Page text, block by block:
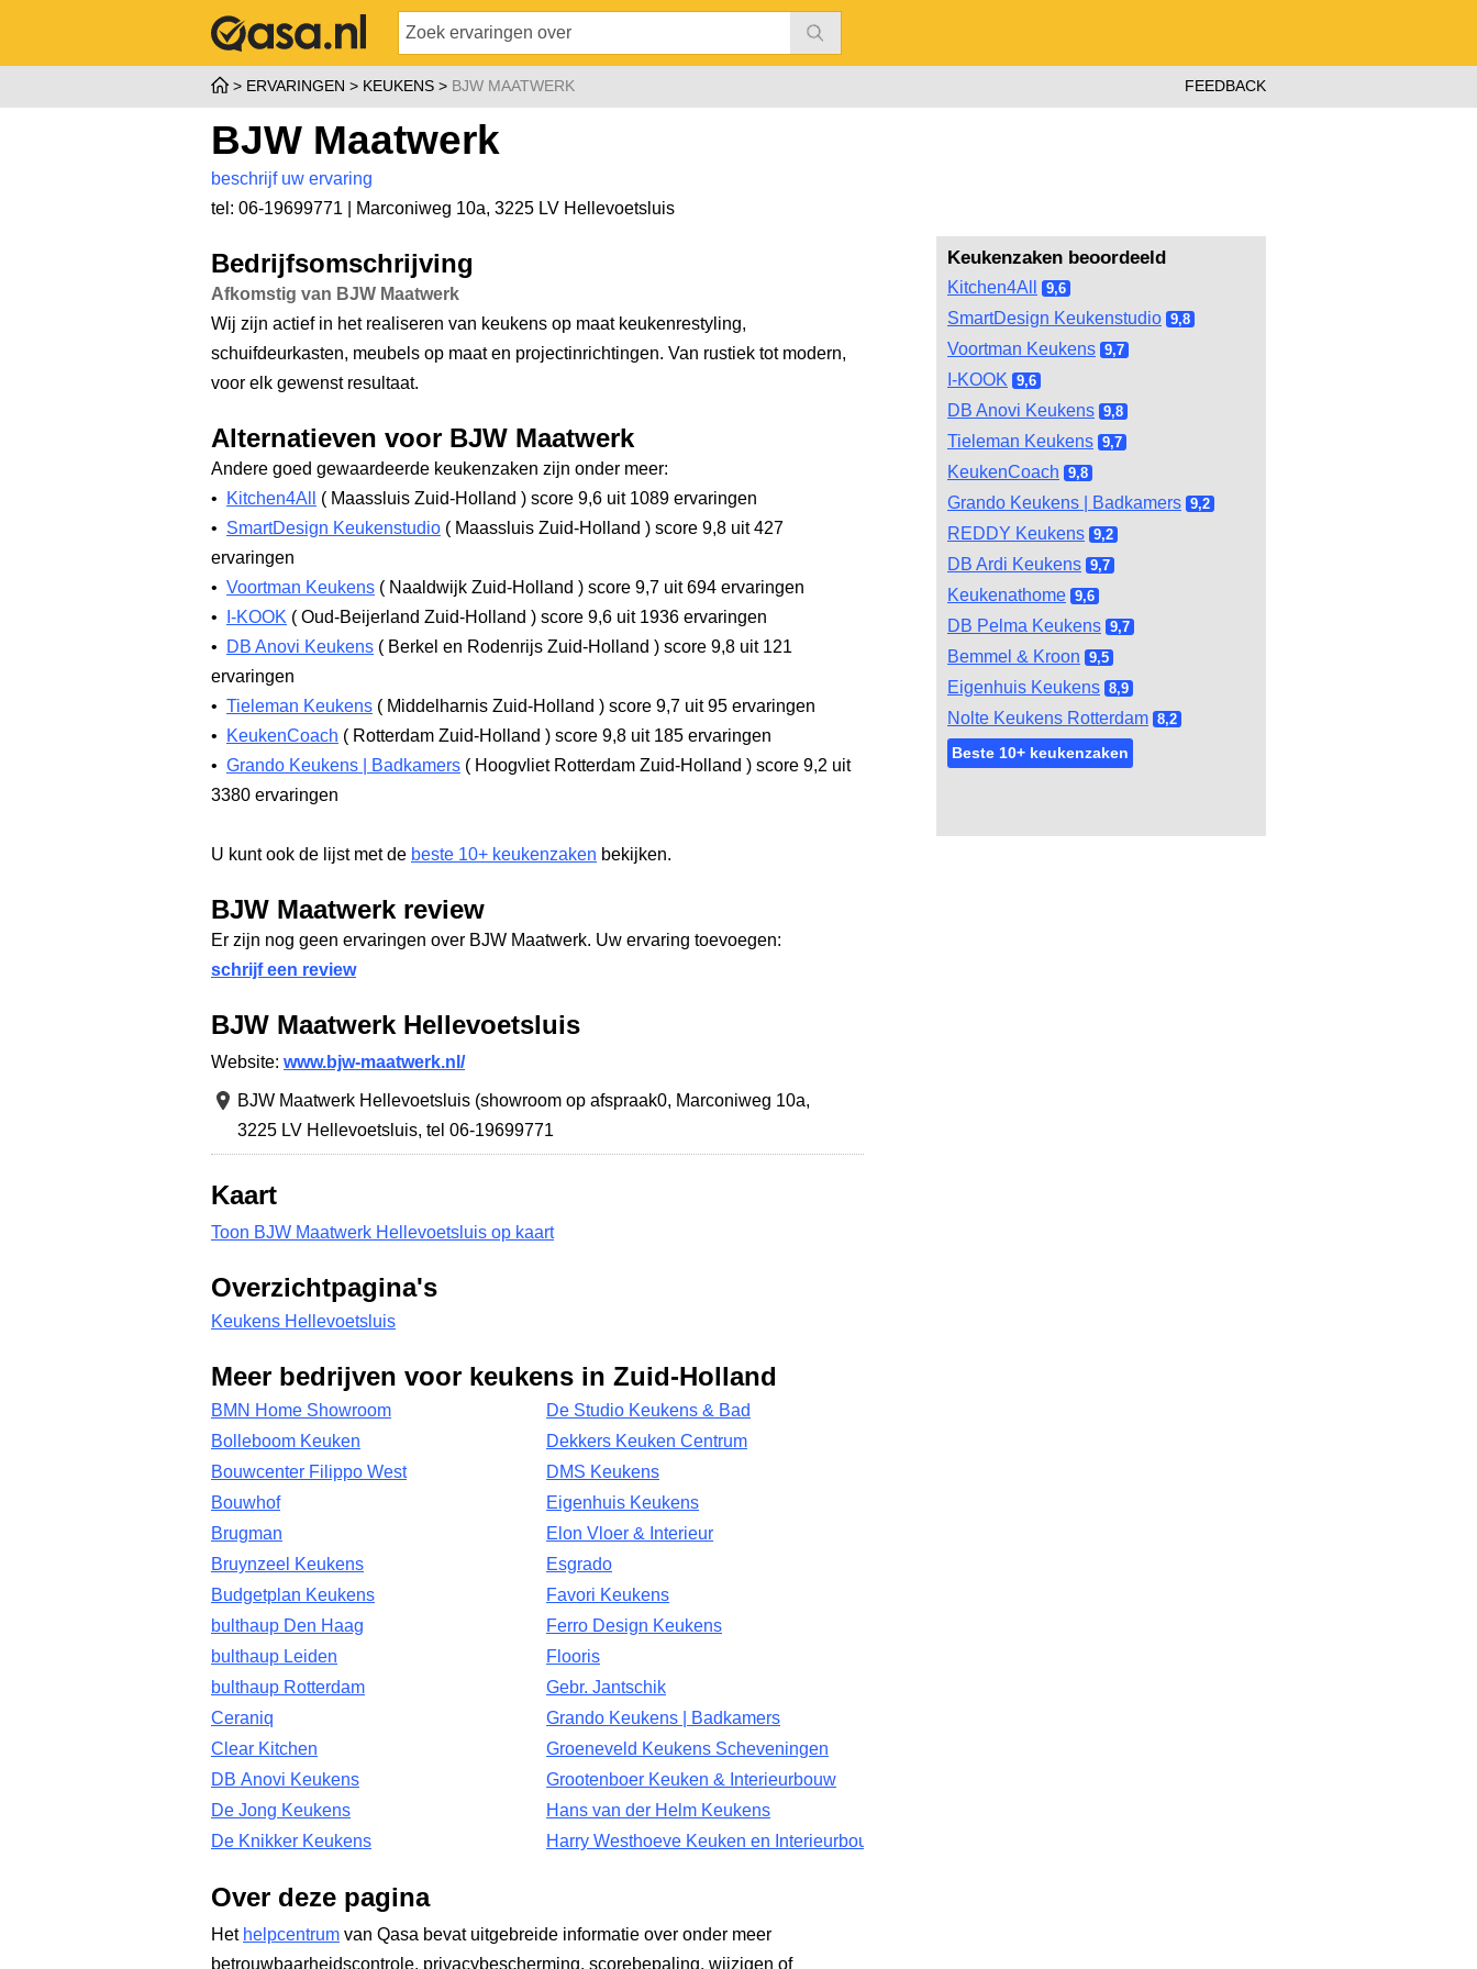
ERVARINGEN KEUKENS BJW MAATWERK FEEDBACK
BJW Maatwerk
beschrijf uw ervaring
tel: 06-19699771 |
Marconiweg 10a, 3225 LV Hellevoetsluis
Keukenzaken beoordeeld
Kitchen4All 9,6
SmartDesign Keukenstudio 9,8
Voortman Keukens 9,7
I-KOOK 9,6
DB Anovi Keukens 9,8
Tieleman Keukens 9,7
KeukenCoach 9,8
Grando Keukens | Badkamers 9,2
REDDY Keukens 9,2
DB Ardi Keukens 9,7
Keukenathome 9,6
DB Pelma Keukens 9,7
Bemmel & Kroon 9,5
Eigenhuis Keukens 8,9
Nolte Keukens Rotterdam 8,2
Beste 10+ keukenzaken
Bedrijfsomschrijving
Afkomstig van BJW Maatwerk
Wij zijn actief in het realiseren van keukens op maat keukenrestyling,
schuifdeurkasten, meubels op maat en projectinrichtingen. Van rustiek tot modern,
voor elk gewenst resultaat.
Alternatieven voor BJW Maatwerk
Andere goed gewaardeerde keukenzaken zijn onder meer:
•
Kitchen4All ( Maassluis Zuid-Holland ) score 9,6 uit 1089 ervaringen
• SmartDesign Keukenstudio ( Maassluis Zuid-Holland ) score 9,8 uit 427
ervaringen
• Voortman Keukens ( Naaldwijk Zuid-Holland ) score 9,7 uit 694 ervaringen
•
I-KOOK ( Oud-Beijerland Zuid-Holland ) score 9,6 uit 1936 ervaringen
•
DB Anovi Keukens ( Berkel en Rodenrijs Zuid-Holland ) score 9,8 uit 121
ervaringen
• Tieleman Keukens ( Middelharnis Zuid-Holland ) score 9,7 uit 95 ervaringen
•
KeukenCoach ( Rotterdam Zuid-Holland ) score 9,8 uit 185 ervaringen
• Grando Keukens | Badkamers ( Hoogvliet Rotterdam Zuid-Holland ) score 9,2 uit
3380 ervaringen
U kunt ook de lijst met de beste 10+ keukenzaken bekijken.
BJW Maatwerk review
Er zijn nog geen ervaringen over BJW Maatwerk. Uw ervaring toevoegen:
schrijf een review
BJW Maatwerk Hellevoetsluis
Website: www.bjw-maatwerk.nl/
BJW Maatwerk Hellevoetsluis (showroom op afspraak0, Marconiweg 10a,
3225 LV Hellevoetsluis, tel 06-19699771
Kaart
Toon BJW Maatwerk Hellevoetsluis op kaart
Overzichtpagina's
Keukens Hellevoetsluis
Meer bedrijven voor keukens in Zuid-Holland
BMN Home Showroom
Bolleboom Keuken
Bouwcenter Filippo West
Bouwhof
Brugman
Bruynzeel Keukens
Budgetplan Keukens
bulthaup Den Haag
bulthaup Leiden
bulthaup Rotterdam
Ceraniq
Clear Kitchen
DB Anovi Keukens
De Jong Keukens
De Knikker Keukens
De Studio Keukens & Bad
Dekkers Keuken Centrum
DMS Keukens
Eigenhuis Keukens
Elon Vloer & Interieur
Esgrado
Favori Keukens
Ferro Design Keukens
Flooris
Gebr. Jantschik
Grando Keukens | Badkamers
Groeneveld Keukens Scheveningen
Grootenboer Keuken & Interieurbouw
Hans van der Helm Keukens
Harry Westhoeve Keuken en Interieurbouw
Over deze pagina
Het helpcentrum van Qasa bevat uitgebreide informatie over onder meer
betrouwbaarheidscontrole, privacybescherming, scorebepaling, wijzigen of